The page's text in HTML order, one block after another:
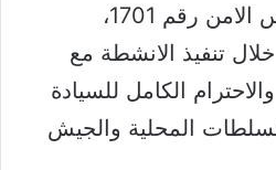
اساسيا في قرار مجلس الامن رقم 1701،
تنفيذ الانشطة مع
الكامل للسيادة
السلطات المحلية والجيش